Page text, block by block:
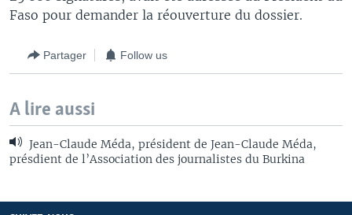
Faso pour demander la réouverture du dossier.
Partager Follow us
A lire aussi
Jean-Claude Méda, président de Jean-Claude Méda,
présdient de l’Association des journalistes du Burkina